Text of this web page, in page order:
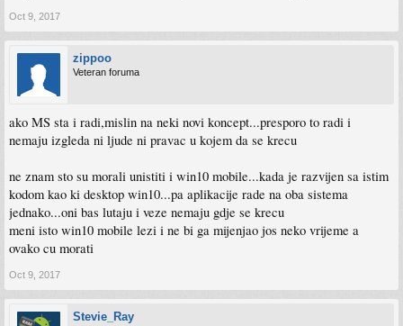
Oct 9, 2017
zippoo
Veteran foruma
ako MS sta i radi,mislin na neki novi koncept...presporo to radi i
nemaju izgleda ni ljude ni pravac u kojem da se krecu
ne znam sto su morali unistiti i win10 mobile...kada je razvijen sa istim
kodom kao ki desktop win10...pa aplikacije rade na oba sistema
jednako...oni bas lutaju i veze nemaju gdje se krecu
meni isto win10 mobile lezi i ne bi ga mijenjao jos neko vrijeme a
ovako cu morati
Oct 9, 2017
Stevie_Ray